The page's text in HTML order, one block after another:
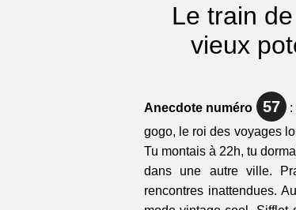
Le train
vieux
Anecdote numéro 57 :
gogo, le roi des voyages
Tu montais à 22h, tu
dans une autre ville.
rencontres inattendues.